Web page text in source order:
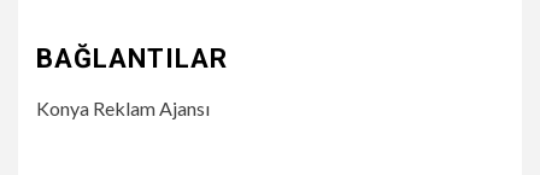
BAĞLANTILAR
Konya Reklam Ajansı